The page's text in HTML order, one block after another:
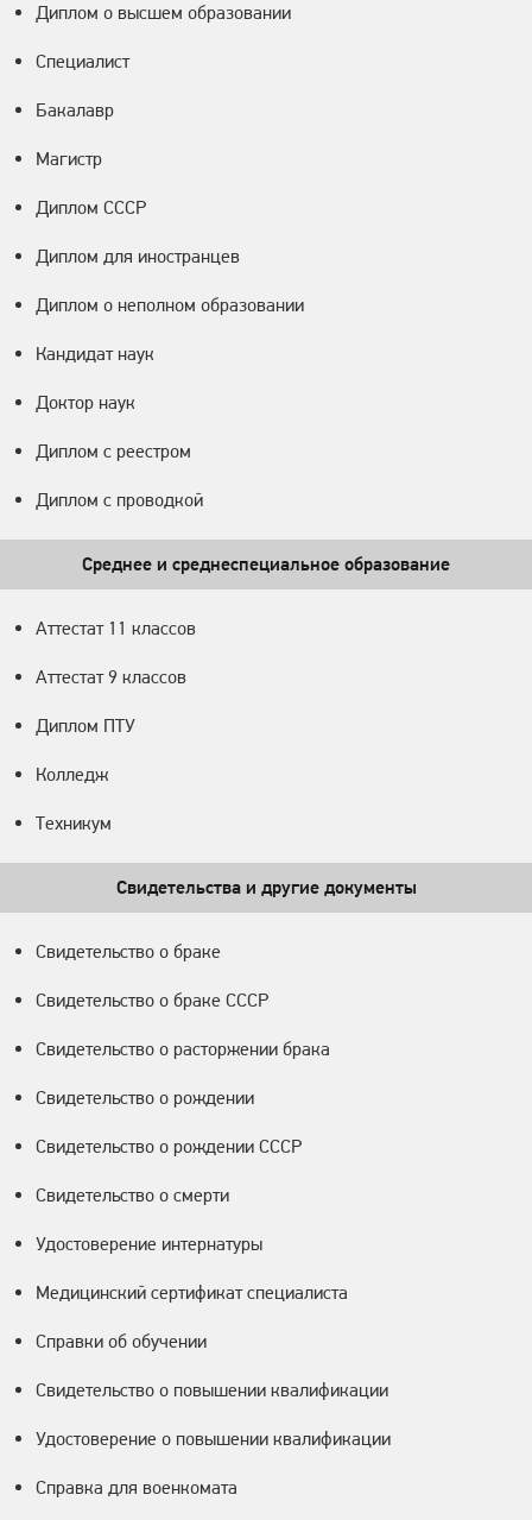
Диплом о высшем образовании
Специалист
Бакалавр
Магистр
Диплом СССР
Диплом для иностранцев
Диплом о неполном образовании
Кандидат наук
Доктор наук
Диплом с реестром
Диплом с проводкой
Среднее и среднеспециальное образование
Аттестат 11 классов
Аттестат 9 классов
Диплом ПТУ
Колледж
Техникум
Свидетельства и другие документы
Свидетельство о браке
Свидетельство о браке СССР
Свидетельство о расторжении брака
Свидетельство о рождении
Свидетельство о рождении СССР
Свидетельство о смерти
Удостоверение интернатуры
Медицинский сертификат специалиста
Справки об обучении
Свидетельство о повышении квалификации
Удостоверение о повышении квалификации
Справка для военкомата